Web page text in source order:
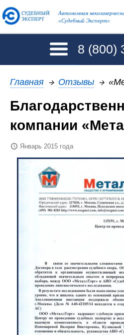
Автономная
«Судебный Эксперт»
8 (800)
Главная → Отзывы →
компании
Январь 2015 года